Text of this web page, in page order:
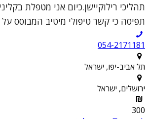
תהליכי רילוקיישן.כיום אני מטפלת
תפיסה כי קשר טיפולי מיטיב המבוסס על
054-2171181
תל אביב-יפו, ישראל
ירושלים, ישראל
300